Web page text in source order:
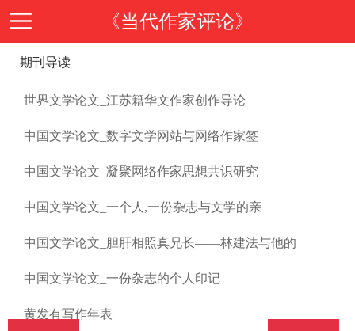
《当代作家评论》
首
刊
期
绍
指
邮
箱
在
期刊导读
世界文学论文_江苏籍华文作家创作导论
中国文学论文_数字文学网站与网络作家签
中国文学论文_凝聚网络作家思想共识研究
中国文学论文_一个人,一份杂志与文学的亲
中国文学论文_胆肝相照真兄长——林建法与他的
中国文学论文_一份杂志的个人印记
黄发有写作年表